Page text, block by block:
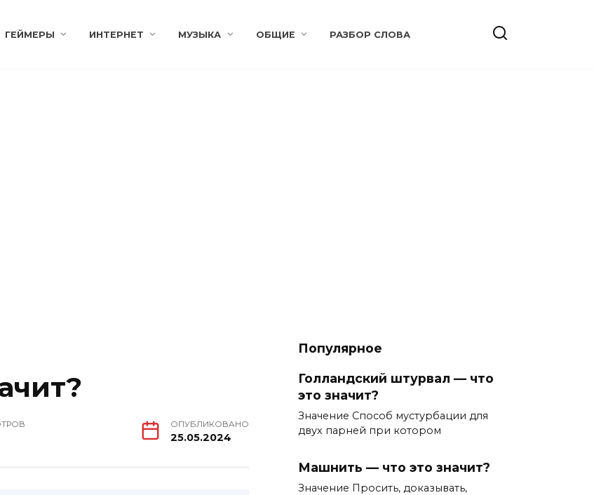
ГЕЙМЕРЫ ИНТЕРНЕТ МУЗЫКА ОБЩИЕ РАЗБОР СЛОВА
ОПУБЛИКОВАНО
25.05.2024
Популярное
Голландский штурвал — что
это значит?
Значение Способ мустурбации для
двух парней при котором
Машнить — что это значит?
Значение Просить, доказывать,